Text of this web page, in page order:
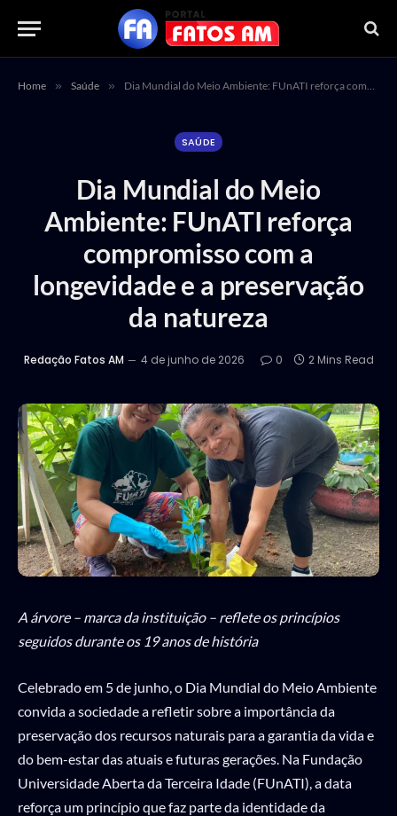
Home » Saúde » Dia Mundial do Meio Ambiente: FUnATI reforça compromisso com a longevidade e a preservação da natureza
SAÚDE
Dia Mundial do Meio
Ambiente: FUnATI reforça
compromisso com a
longevidade e a preservação
da natureza
Redação Fatos AM 4 de junho de 2026 0 2 Mins Read
A árvore – marca da instituição – reflete os princípios
seguidos durante os 19 anos de história
Celebrado em 5 de junho, o Dia Mundial do Meio Ambiente
convida a sociedade a refletir sobre a importância da
preservação dos recursos naturais para a garantia da vida e
do bem-estar das atuais e futuras gerações. Na Fundação
Universidade Aberta da Terceira Idade (FUnATI), a data
reforça um princípio que faz parte da identidade da